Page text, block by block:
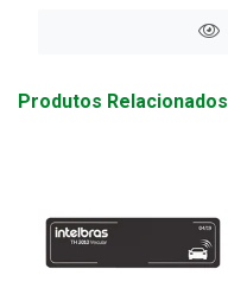
Produtos Relacionados